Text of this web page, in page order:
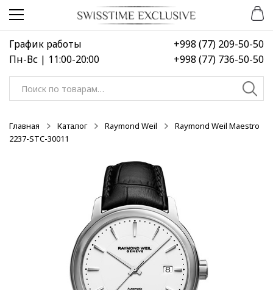
Перейти
навигации
Перейти
содержимому
График работы
Пн-Вс | 11:00-20:00
+998 (77) 209-50-50
+998 (77) 736-50-50
Искать:
Главная Каталог Raymond Weil
Raymond Weil Maestro
2237-STC-30011